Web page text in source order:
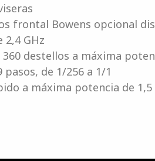
frontal Bowens opcional
GHz
destellos a máxima
de 1/256 a 1/1
a máxima potencia de 1,5